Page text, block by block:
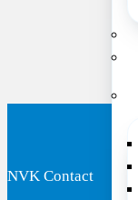
NVK Contact